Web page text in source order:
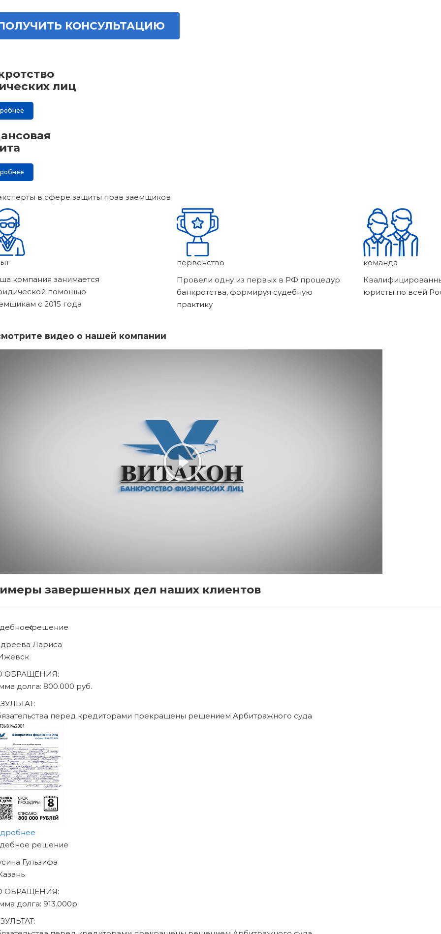
КОНСУЛЬТАЦИЮ
лиц
в сфере защиты прав заемщиков
компания занимается
помощью
с 2015 года
первенство
Провели одну из первых в РФ процедур
банкротства, формируя судебную
практику
команда
юристы по всей
видео о нашей компании
завершенных дел наших клиентов
решение
Людмила
Ижевск
ОБРАЩЕНИЯ:
долга: 470.000 руб.
перед кредиторами прекращены решением Арбитражного суда
ИЗБАВЛЯТЬСЯ
ДОЛГОВ
СЕГОДНЯ!
на консультацию